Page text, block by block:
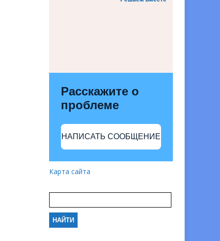
Расскажите о
проблеме
НАПИСАТЬ СООБЩЕНИЕ
Карта сайта